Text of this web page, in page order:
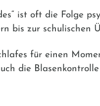
ist oft die Folge
bis zur schulischen
für einen
die